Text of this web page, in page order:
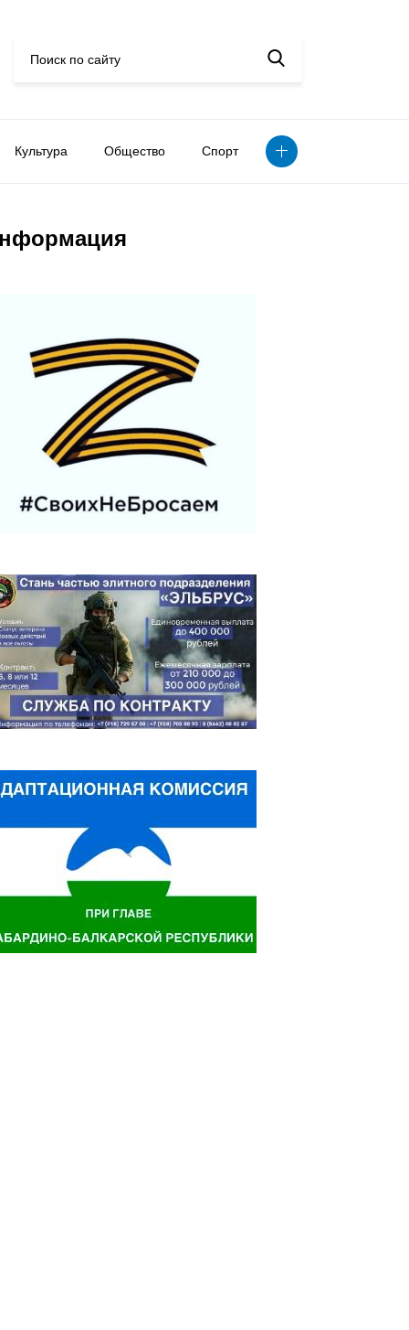
Культура Общество Спорт